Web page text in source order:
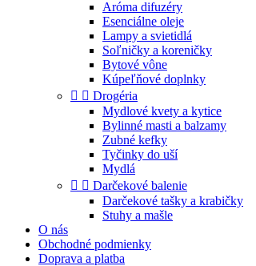
Aróma difuzéry
Esenciálne oleje
Lampy a svietidlá
Soľničky a koreničky
Bytové vône
Kúpeľňové doplnky
  Drogéria
Mydlové kvety a kytice
Bylinné masti a balzamy
Zubné kefky
Tyčinky do uší
Mydlá
  Darčekové balenie
Darčekové tašky a krabičky
Stuhy a mašle
O nás
Obchodné podmienky
Doprava a platba